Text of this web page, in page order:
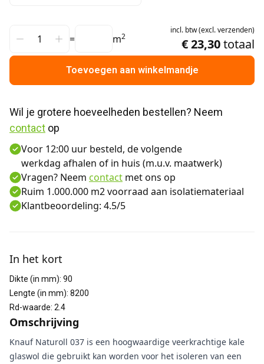
= m2
incl. btw(excl.verzenden)
€ 23,30totaal
Toevoegen aan winkelmandje
contact op
Voor 12:00 uur besteld, de volgende
werkdag afhalen of in huis (m.u.v. maatwerk)
Vragen? Neem contact met ons op
Ruim 1.000.000 m2 voorraad aan isolatiemateriaal
Klantbeoordeling: 4.5/5
In het kort
Dikte (in mm): 90
Lengte (in mm): 8200
Rd-waarde: 2.4
Omschrijving
Knauf Naturoll 037 is een hoogwaardige veerkrachtige kale
glaswol die gebruikt kan worden voor het isoleren van een